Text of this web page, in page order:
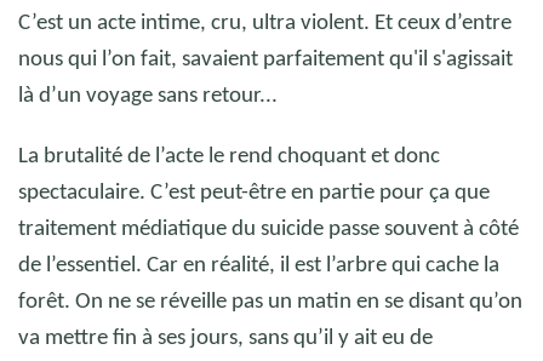
C’est un acte intime, cru, ultra violent. Et ceux d’entre
nous qui l’on fait, savaient parfaitement qu'il s'agissait
là d’un voyage sans retour...
La brutalité de l’acte le rend choquant et donc
spectaculaire. C’est peut-être en partie pour ça que
traitement médiatique du suicide passe souvent à côté
de l’essentiel. Car en réalité, il est l’arbre qui cache la
forêt. On ne se réveille pas un matin en se disant qu’on
va mettre fin à ses jours, sans qu’il y ait eu de